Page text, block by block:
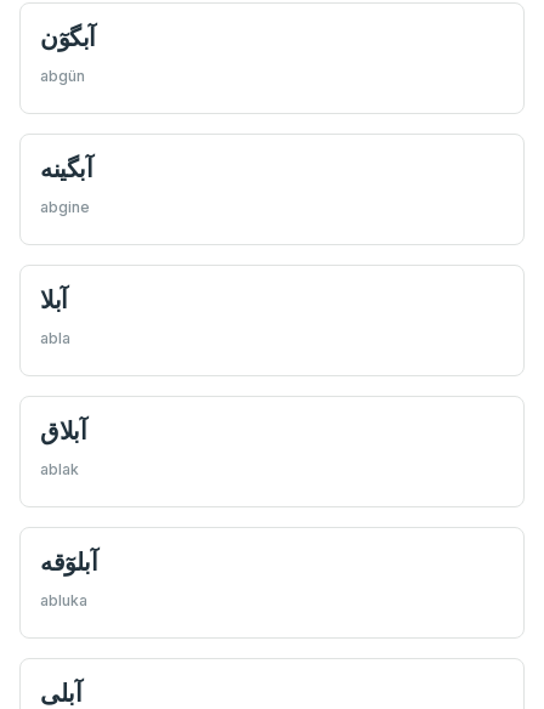
آبگوٓن
abgün
آبگينه‌
abgine
آبلا
abla
آبلاق
ablak
آبلوٓقه‌
abluka
آبلى